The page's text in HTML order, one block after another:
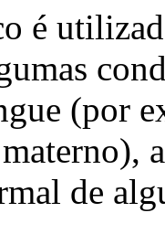
é
(por
de